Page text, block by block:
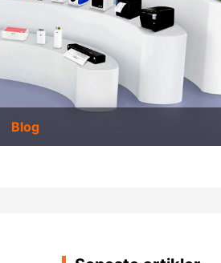
Blog